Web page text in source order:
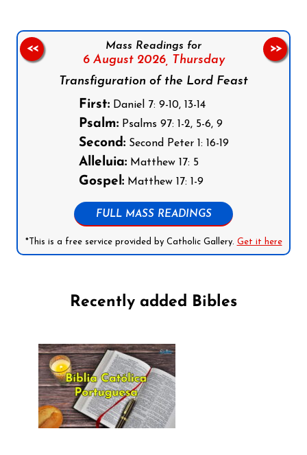
Mass Readings for
6 August 2026, Thursday
Transfiguration of the Lord Feast
First:Daniel 7: 9-10, 13-14
Psalm:Psalms 97: 1-2, 5-6, 9
Second:Second Peter 1: 16-19
Alleluia:Matthew 17: 5
Gospel:Matthew 17: 1-9
FULL MASS READINGS
*This is a free service provided by Catholic Gallery. Get it here
<< >>
Recently added Bibles